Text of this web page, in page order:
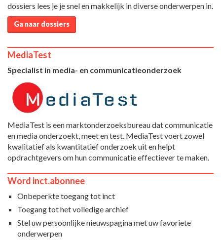
dossiers lees je je snel en makkelijk in diverse onderwerpen in.
Ga naar dossiers
MediaTest
Specialist in media- en communicatieonderzoek
MediaTest is een marktonderzoeksbureau dat communicatie
en media onderzoekt, meet en test. MediaTest voert zowel
kwalitatief als kwantitatief onderzoek uit en helpt
opdrachtgevers om hun communicatie effectiever te maken.
Word inct.abonnee
Onbeperkte toegang tot inct
Toegang tot het volledige archief
Stel uw persoonlijke nieuwspagina met uw favoriete
onderwerpen